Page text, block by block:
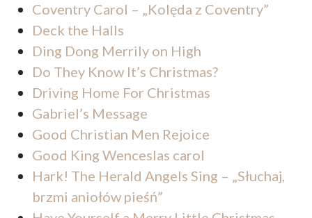
Coventry Carol – „Kolęda z Coventry”
Deck the Halls
Ding Dong Merrily on High
Do They Know It’s Christmas?
Driving Home For Christmas
Gabriel’s Message
Good Christian Men Rejoice
Good King Wenceslas carol
Hark! The Herald Angels Sing – „Słuchaj,
brzmi aniołów pieśń”